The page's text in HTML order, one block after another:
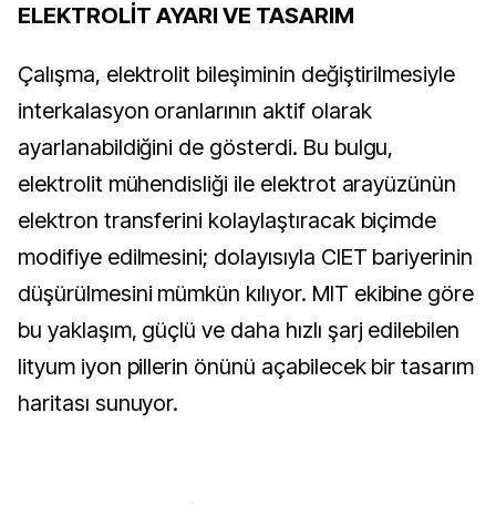
ELEKTROLİT AYARI VE TASARIM
Çalışma, elektrolit bileşiminin değiştirilmesiyle
interkalasyon oranlarının aktif olarak
ayarlanabildiğini de gösterdi. Bu bulgu,
elektrolit mühendisliği ile elektrot arayüzünün
elektron transferini kolaylaştıracak biçimde
modifiye edilmesini; dolayısıyla CIET bariyerinin
düşürülmesini mümkün kılıyor. MIT ekibine göre
bu yaklaşım, güçlü ve daha hızlı şarj edilebilen
lityum iyon pillerin önünü açabilecek bir tasarım
haritası sunuyor.